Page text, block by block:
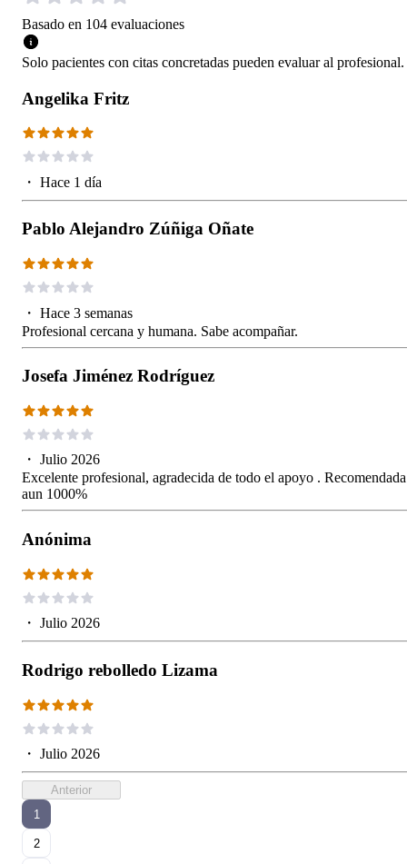
Basado en 104 evaluaciones
Solo pacientes con citas concretadas pueden evaluar al profesional.
Angelika Fritz
・ Hace 1 día
Pablo Alejandro Zúñiga Oñate
・ Hace 3 semanas
Profesional cercana y humana. Sabe acompañar.
Josefa Jiménez Rodríguez
・ Julio 2026
Excelente profesional, agradecida de todo el apoyo . Recomendada
aun 1000%
Anónima
・ Julio 2026
Rodrigo rebolledo Lizama
・ Julio 2026
Anterior
1
2